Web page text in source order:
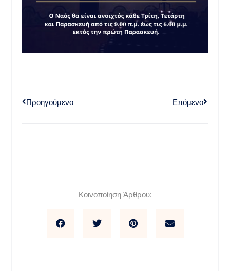
Προηγούμενο Επόμενο
Κοινοποίηση Άρθρου: